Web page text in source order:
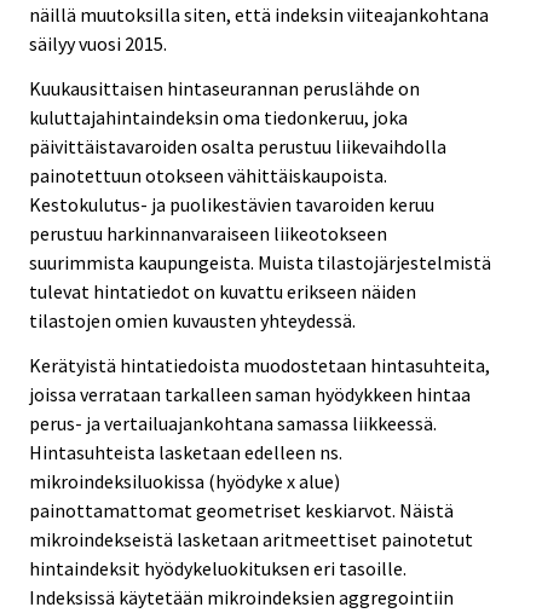
näillä muutoksilla siten, että indeksin viiteajankohtana
säilyy vuosi 2015.
Kuukausittaisen hintaseurannan peruslähde on
kuluttajahintaindeksin oma tiedonkeruu, joka
päivittäistavaroiden osalta perustuu liikevaihdolla
painotettuun otokseen vähittäiskaupoista.
Kestokulutus- ja puolikestävien tavaroiden keruu
perustuu harkinnanvaraiseen liikeotokseen
suurimmista kaupungeista. Muista tilastojärjestelmistä
tulevat hintatiedot on kuvattu erikseen näiden
tilastojen omien kuvausten yhteydessä.
Kerätyistä hintatiedoista muodostetaan hintasuhteita,
joissa verrataan tarkalleen saman hyödykkeen hintaa
perus- ja vertailuajankohtana samassa liikkeessä.
Hintasuhteista lasketaan edelleen ns.
mikroindeksiluokissa (hyödyke x alue)
painottamattomat geometriset keskiarvot. Näistä
mikroindekseistä lasketaan aritmeettiset painotetut
hintaindeksit hyödykeluokituksen eri tasoille.
Indeksissä käytetään mikroindeksien aggregointiin